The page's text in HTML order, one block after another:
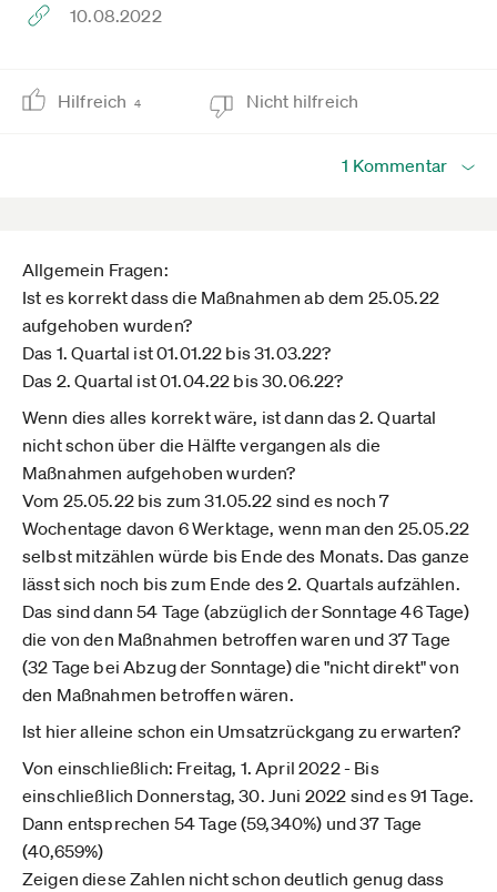
10.08.2022
Hilfreich 4 Nicht hilfreich
1 Kommentar
Allgemein Fragen:
Ist es korrekt dass die Maßnahmen ab dem 25.05.22
aufgehoben wurden?
Das 1. Quartal ist 01.01.22 bis 31.03.22?
Das 2. Quartal ist 01.04.22 bis 30.06.22?
Wenn dies alles korrekt wäre, ist dann das 2. Quartal
nicht schon über die Hälfte vergangen als die
Maßnahmen aufgehoben wurden?
Vom 25.05.22 bis zum 31.05.22 sind es noch 7
Wochentage davon 6 Werktage, wenn man den 25.05.22
selbst mitzählen würde bis Ende des Monats. Das ganze
lässt sich noch bis zum Ende des 2. Quartals aufzählen.
Das sind dann 54 Tage (abzüglich der Sonntage 46 Tage)
die von den Maßnahmen betroffen waren und 37 Tage
(32 Tage bei Abzug der Sonntage) die "nicht direkt" von
den Maßnahmen betroffen wären.
Ist hier alleine schon ein Umsatzrückgang zu erwarten?
Von einschließlich: Freitag, 1. April 2022 - Bis
einschließlich Donnerstag, 30. Juni 2022 sind es 91 Tage.
Dann entsprechen 54 Tage (59,340%) und 37 Tage
(40,659%)
Zeigen diese Zahlen nicht schon deutlich genug dass